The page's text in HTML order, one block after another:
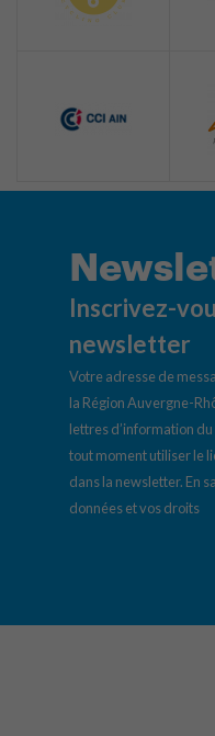
Inscrivez-
newsletter
Votre adresse de
la Région Auvergne-
lettres d’information
tout moment utiliser le
dans la newsletter. En
données et vos droits